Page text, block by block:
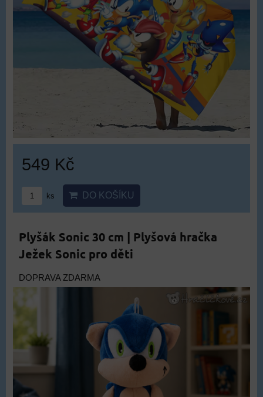
549 Kč
ks DO KOŠÍKU
Plyšák Sonic 30 cm | Plyšová hračka
Ježek Sonic pro děti
DOPRAVA ZDARMA